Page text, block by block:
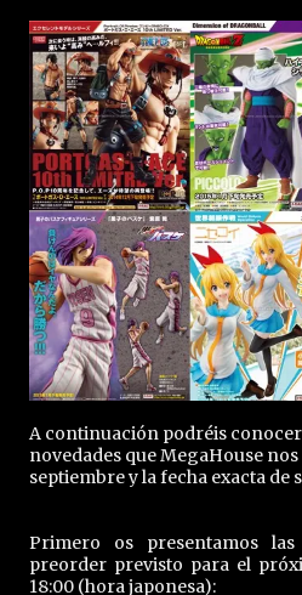
A continuación podréis conocer
novedades que MegaHouse
septiembre y la fecha exacta de
Primero os presentamos
preorder previsto para el
18:00 (hora japonesa):